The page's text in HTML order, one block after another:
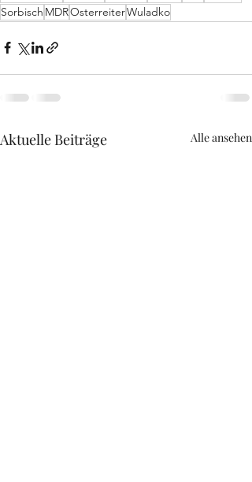
Sorbisch MDROsterreiterWuladko
Aktuelle Beiträge Alle ansehen